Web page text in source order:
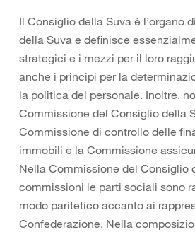
Il Consiglio della Suva è l’organo
della Suva e definisce
strategici e i mezzi per il loro
anche i principi per la
la politica del personale. Inoltre,
Commissione del Consiglio della
Commissione di controllo delle
immobili e la Commissione
Nella Commissione del Consiglio
commissioni le parti sociali sono
modo paritetico accanto ai
Confederazione. Nella